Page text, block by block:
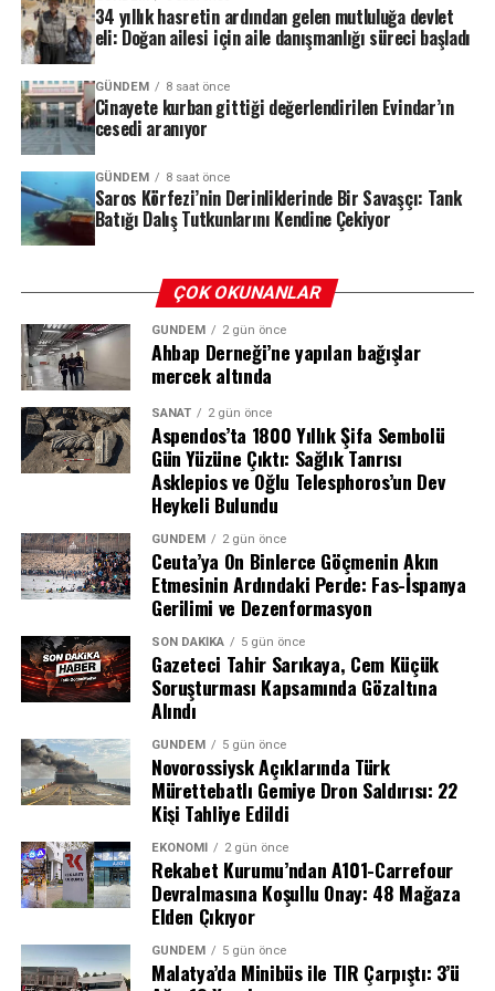
Cem Küçük, savcılık ifadesinde bu para alışverişini
“Aramızdaki borç alıp vermemizden dolayı olmuştur”
şeklinde açıkladı. Ancak savcılık, Sarıkaya’nın
hesaplarında kaynağı belirsiz yüksek tutarlı para girişleri
ve bu transferlerin bir kısmının kripto hesaplarına
aktarıldığını tespit edince, Sarıkaya’nın da soruşturma
kapsamına alınmasına karar verdi.
Tahir Sarıkaya Kimdir?
15 Aralık 1980 tarihinde Ankara’nın Şereflikoçhisar
ilçesinde dünyaya gelen Tahir Sarıkaya, Gazi Üniversitesi
İletişim Fakültesi mezunu. Gazetecilik kariyerine İhlas
Haber Ajansı’nda (İHA) muhabir olarak başlayan
Sarıkaya, uzun yıllardır ulusal televizyon ekranlarında
Türkiye ve dünyadan en güncel gelişmeleri en
hızlı, doğru ve tarafsız şekilde sizlere
ulaştırıyoruz.
Gündemi kaçırmamak için resmi sosyal medya
hesaplarımızı takip etmeyi unutmayın.
📘 Facebook
REKLAM
Soruşturmanın Perde Arkası: Hangi
İddialar Gündemde?
Soruşturmanın iki temel ayağı bulunuyor. İlk olarak, bazı
sosyal medya paylaşımları yaptığı yönündeki şikayetleri
dosyada yer alıyor. İkinci olarak ise, İstanbul Büyükşehir
Belediyesi’ne (İBB) yönelik yürütülen soruşturma
soruşturma kapsamına alındığı belirtiliyor.
REKLAM
Küçük hakkında yöneltilen “halkı yanıltıcı bilgiyi alenen
yayma” suçlaması, Türk Ceza Kanunu’nun 217/A
34 yıllık hasretin ardından gelen mutluluğa devlet
eli: Doğan ailesi için aile danışmanlığı süreci başladı
GÜNDEM 8 saat önce
Cinayete kurban gittiği değerlendirilen Evindar’ın
cesedi aranıyor
GÜNDEM 8 saat önce
Saros Körfezi’nin Derinliklerinde Bir Savaşçı: Tank
Batığı Dalış Tutkunlarını Kendine Çekiyor
ÇOK OKUNANLAR
GÜNDEM 2 gün önce
Ahbap Derneği’ne yapılan bağışlar
mercek altında
SANAT 2 gün önce
Aspendos’ta 1800 Yıllık Şifa Sembolü
Gün Yüzüne Çıktı: Sağlık Tanrısı
Asklepios ve Oğlu Telesphoros’un Dev
Heykeli Bulundu
GÜNDEM 2 gün önce
Ceuta’ya On Binlerce Göçmenin Akın
Etmesinin Ardındaki Perde: Fas-İspanya
Gerilimi ve Dezenformasyon
SON DAKIKA 5 gün önce
Gazeteci Tahir Sarıkaya, Cem Küçük
Soruşturması Kapsamında Gözaltına
Alındı
GÜNDEM 5 gün önce
Novorossiysk Açıklarında Türk
Mürettebatlı Gemiye Dron Saldırısı: 22
Kişi Tahliye Edildi
EKONOMI 2 gün önce
Rekabet Kurumu’ndan A101-Carrefour
Devralmasına Koşullu Onay: 48 Mağaza
Elden Çıkıyor
GÜNDEM 5 gün önce
Malatya’da Minibüs ile TIR Çarpıştı: 3’ü